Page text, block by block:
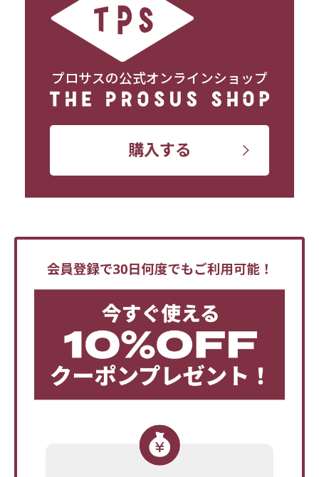
プロサスの公式オンラインショップ
購入する